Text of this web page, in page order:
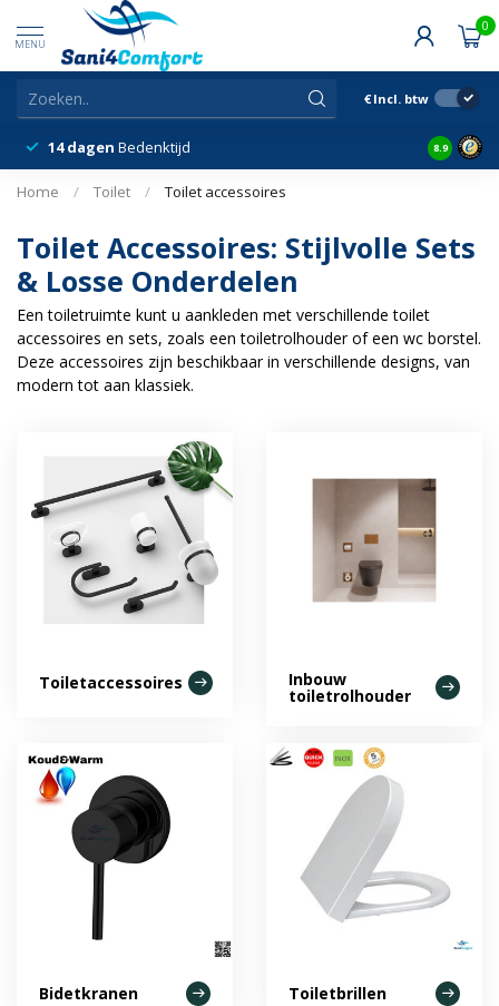
MENU
0
€ Incl. btw
14 dagen Bedenktijd Snelle
8.9
Home / Toilet / Toilet accessoires
Toilet Accessoires: Stijlvolle Sets
& Losse Onderdelen
Een toiletruimte kunt u aankleden met verschillende toilet
accessoires en sets, zoals een toiletrolhouder of een wc borstel.
Deze accessoires zijn beschikbaar in verschillende designs, van
modern tot aan klassiek.
Toiletaccessoires Inbouw
toiletrolhouder
Bidetkranen Toiletbrillen